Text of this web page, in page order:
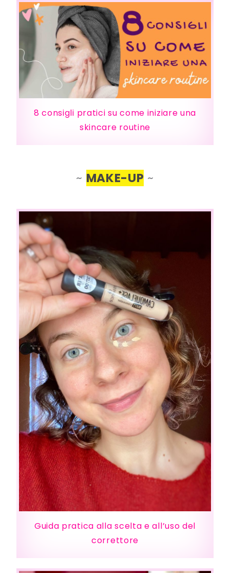
8 consigli pratici su come iniziare una
skincare routine
~ MAKE-UP ~
Guida pratica alla scelta e all’uso del
correttore